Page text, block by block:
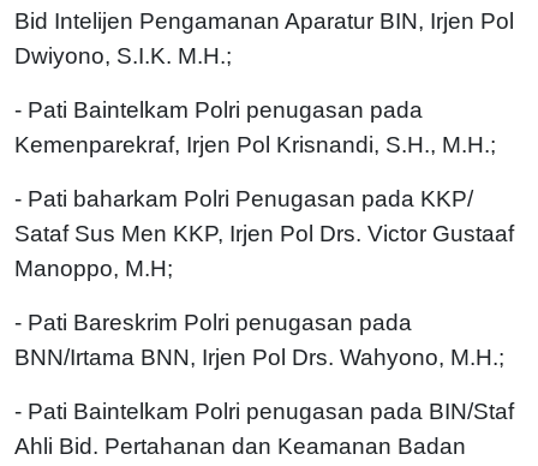
Bid Intelijen Pengamanan Aparatur BIN, Irjen Pol
Dwiyono, S.I.K. M.H.;
- Pati Baintelkam Polri penugasan pada
Kemenparekraf, Irjen Pol Krisnandi, S.H., M.H.;
- Pati baharkam Polri Penugasan pada KKP/
Sataf Sus Men KKP, Irjen Pol Drs. Victor Gustaaf
Manoppo, M.H;
- Pati Bareskrim Polri penugasan pada
BNN/Irtama BNN, Irjen Pol Drs. Wahyono, M.H.;
- Pati Baintelkam Polri penugasan pada BIN/Staf
Ahli Bid. Pertahanan dan Keamanan Badan